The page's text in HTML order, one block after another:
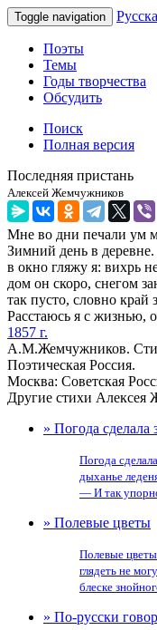
Toggle navigation
Поэты
Темы
Годы творчества
Обсудить
Поиск
Полная версия
Последняя пристань
Алексей Жемчужников
Мне во дни печали ум
Зимний день в
в окно гляжу я: вихрь
дом он скоро, снегом
так пусто, словно
Расстаюсь я с жизнью,
1857 г.
А.М.Жемчужников.
Поэтическая Россия.
Москва: Советская
Другие стихи Алексея
» Погода сделала
Погода
дыханье
— И так
» Полевые цветы
Полевые цветы
глядеть не
блеске
» По-русски